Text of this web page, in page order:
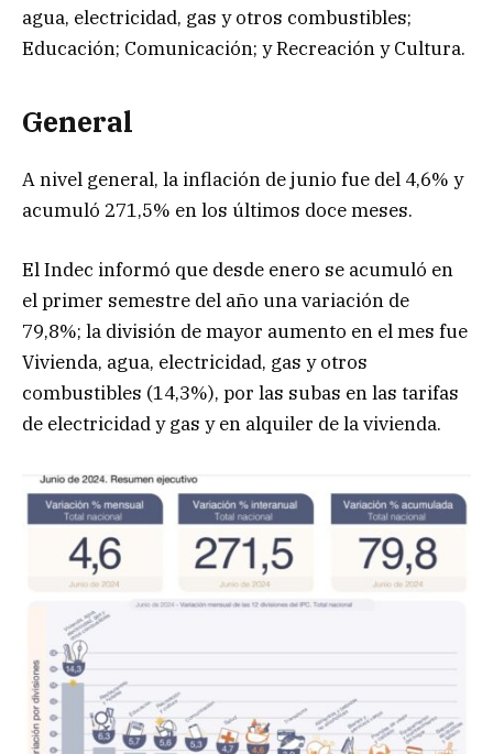
agua, electricidad, gas y otros combustibles;
Educación; Comunicación; y Recreación y Cultura.
General
A nivel general, la inflación de junio fue del 4,6% y
acumuló 271,5% en los últimos doce meses.
El Indec informó que desde enero se acumuló en
el primer semestre del año una variación de
79,8%; la división de mayor aumento en el mes fue
Vivienda, agua, electricidad, gas y otros
combustibles (14,3%), por las subas en las tarifas
de electricidad y gas y en alquiler de la vivienda.